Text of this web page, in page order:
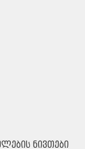
ᲜᲘᲕᲗᲔᲑᲘ